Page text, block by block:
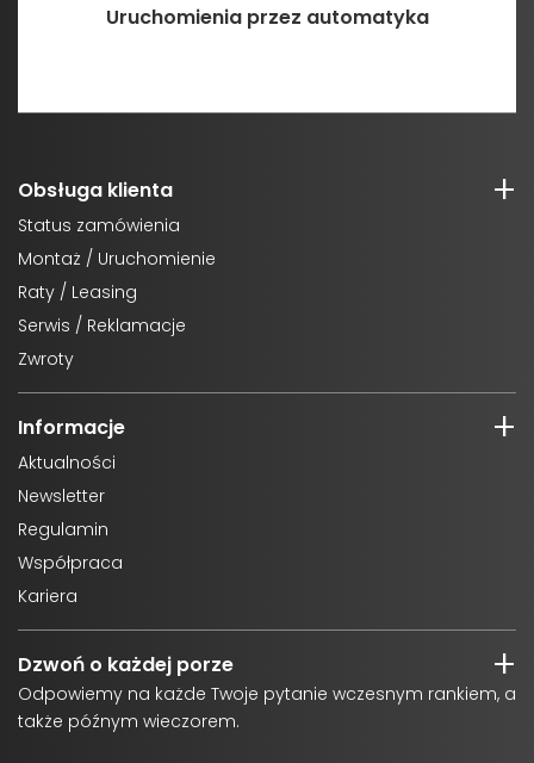
Uruchomienia przez automatyka
Obsługa klienta
Status zamówienia
Montaż / Uruchomienie
Raty / Leasing
Serwis / Reklamacje
Zwroty
Informacje
Aktualności
Newsletter
Regulamin
Współpraca
Kariera
Dzwoń o każdej porze
Odpowiemy na każde Twoje pytanie wczesnym rankiem, a
także późnym wieczorem.